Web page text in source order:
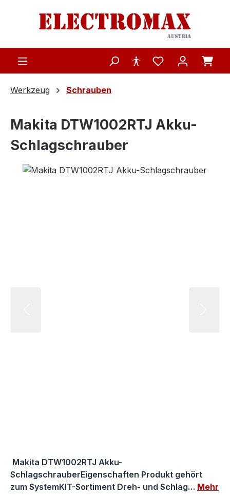
Zum Hauptinhalt springen
Werkzeug Schrauben
Makita DTW1002RTJ Akku-
Schlagschrauber
Bildergalerie überspringen
Makita DTW1002RTJ Akku-
SchlagschrauberEigenschaften Produkt gehört
zum SystemKIT-Sortiment Dreh- und Schlag… Mehr